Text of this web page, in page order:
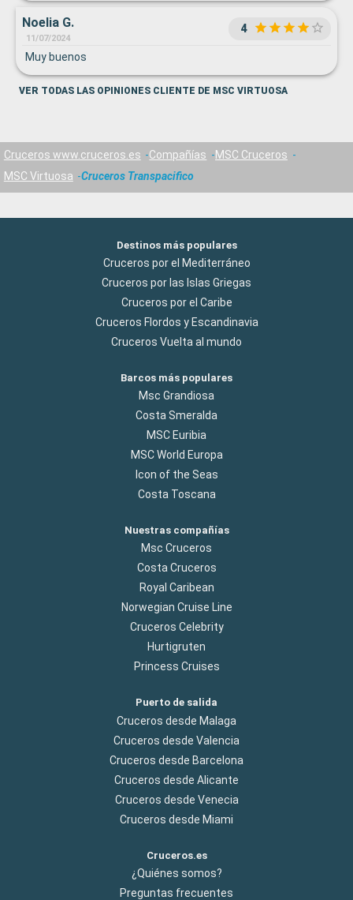
Noelia G.
11/07/2024
4
Muy buenos
VER TODAS LAS OPINIONES CLIENTE DE MSC VIRTUOSA
Cruceros www.cruceros.es Compañías
MSC Cruceros
MSC Virtuosa
Cruceros Transpacifico
Destinos más populares
Cruceros por el Mediterráneo
Cruceros por las Islas Griegas
Cruceros por el Caribe
Cruceros Flordos y Escandinavia
Cruceros Vuelta al mundo
Barcos más populares
Msc Grandiosa
Costa Smeralda
MSC Euribia
MSC World Europa
Icon of the Seas
Costa Toscana
Nuestras compañías
Msc Cruceros
Costa Cruceros
Royal Caribean
Norwegian Cruise Line
Cruceros Celebrity
Hurtigruten
Princess Cruises
Puerto de salida
Cruceros desde Malaga
Cruceros desde Valencia
Cruceros desde Barcelona
Cruceros desde Alicante
Cruceros desde Venecia
Cruceros desde Miami
Cruceros.es
¿Quiénes somos?
Preguntas frecuentes